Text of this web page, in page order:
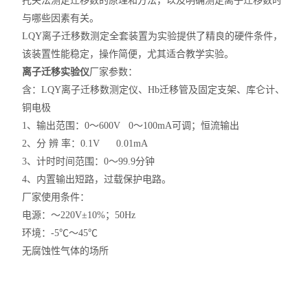
与哪些因素有关。
LQY离子迁移数测定全套装置为实验提供了精良的硬件条件，
该装置性能稳定，操作简便，尤其适合教学实验。
离子迁移实验仪厂家参数：
含：LQY离子迁移数测定仪、Hb迁移管及固定支架、库仑计、
铜电极
1、输出范围：0～600V 0～100mA可调；恒流输出
2、分 辨 率：0.1V 0.01mA
3、计时时间范围：0～99.9分钟
4、内置输出短路，过载保护电路。
厂家使用条件：
电源：～220V±10%；50Hz
环境：-5℃～45℃
无腐蚀性气体的场所